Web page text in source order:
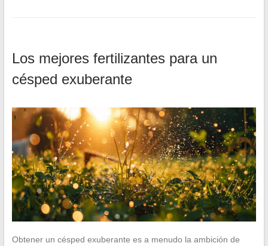
Los mejores fertilizantes para un
césped exuberante
Obtener un césped exuberante es a menudo la ambición de